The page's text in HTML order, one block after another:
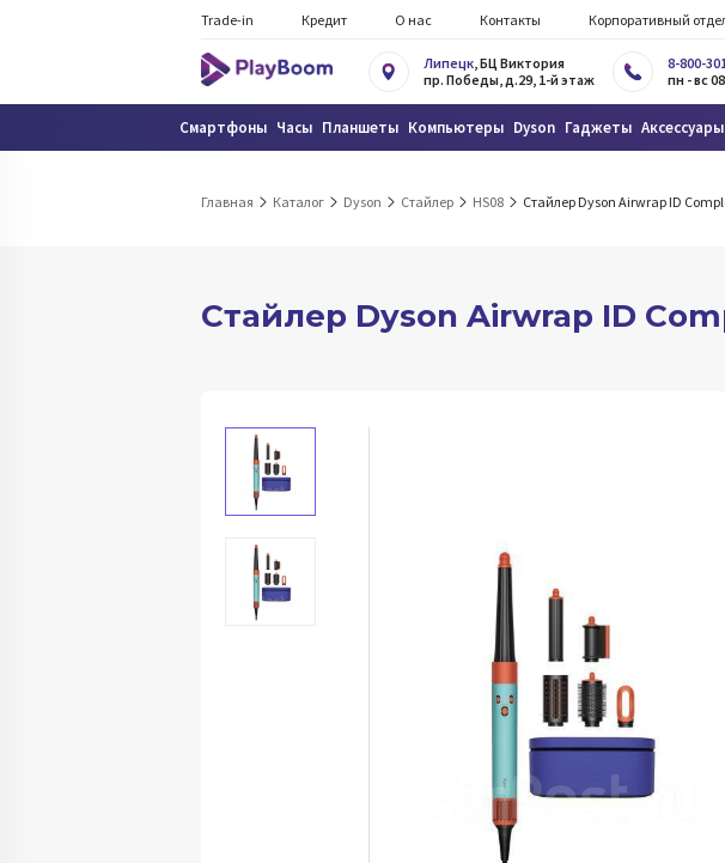
Trade-in Кредит О нас Контакты Корпоративный
Липецк, БЦ Виктория
пр. Победы, д.29, 1-й этаж
8-800-
пн - вс
Смартфоны Часы Планшеты Компьютеры Dyson Гаджеты Аксессуары
Главная Каталог Dyson Стайлер HS08 Стайлер Dyson Airwrap ID
Стайлер Dyson Airwrap ID